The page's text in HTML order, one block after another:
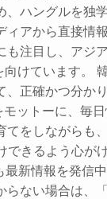
、ハングルを独
ィアから直接情
も注目し、アジ
向けています。
、正確かつ分か
モットーに、毎
てをしながらも
できるよう心が
最新情報を発信
らない場合は、